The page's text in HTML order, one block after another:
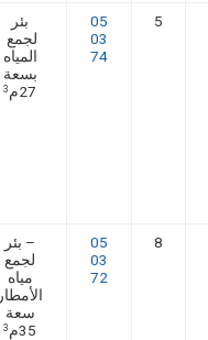
5
05
03
74
بئر
لجمع
المياه
بسعة
27م
3
8
05
03
72
– بئر
لجمع
مياه
الأمطار
سعة
35م
3